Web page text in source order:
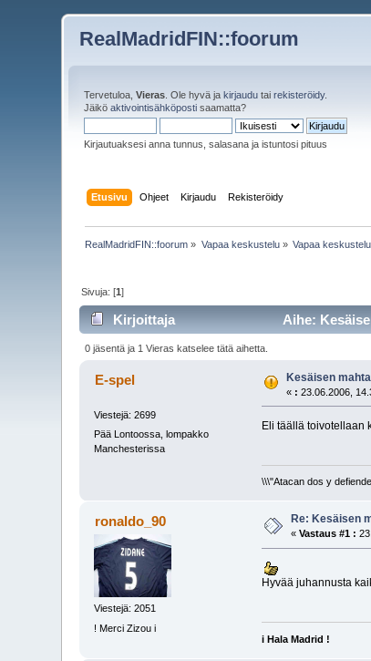
RealMadridFIN::foorum
Tervetuloa,Vieras . Ole hyvä jakirjaudu tairekisteröidy.
Jäiköaktivointisähköposti saamatta?
Kirjautuaksesi anna tunnus, salasana ja istuntosi pituus
Etusivu Ohjeet Kirjaudu Rekisteröidy
RealMadridFIN::foorum » Vapaa keskustelu» Vapaa keskustelu
Sivuja: [1]
Kirjoittaja Aihe:
0 jäsentä ja 1 Vieras katselee tätä aihetta.
E-spel
Viestejä: 2699
Pää Lontoossa, lompakko
Manchesterissa
Kesäisen
« : 23.06.2006,
Eli täällä toivotellaan
\\\"Atacan dos y
ronaldo_90
Viestejä: 2051
! Merci Zizou i
Re: Kesäisen
«Vastaus #1 :
Hyvää juhannusta
i Hala Madrid !